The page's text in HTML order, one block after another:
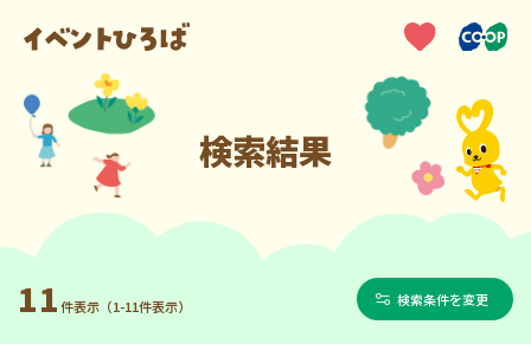
検索結果
11件表示（1-11件表示） 検索条件を変更